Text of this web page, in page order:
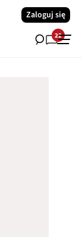
Zaloguj się
22